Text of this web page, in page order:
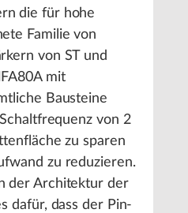
die für hohe
Familie von
von ST und
mit
Bausteine
von 2
zu sparen
zu reduzieren.
der Architektur der
dafür, dass der Pin-